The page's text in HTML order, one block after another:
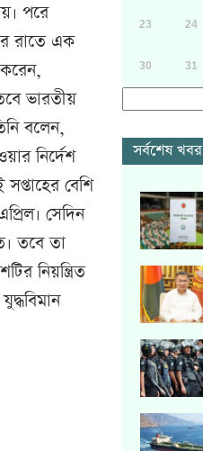
পরে
রাতে এক
করেন,
ভারতীয়
বলেন,
নির্দেশ
বেশি
সেদিন
তবে তা
নিয়ন্ত্রিত
23 24
30 31
সর্বশেষ খবর